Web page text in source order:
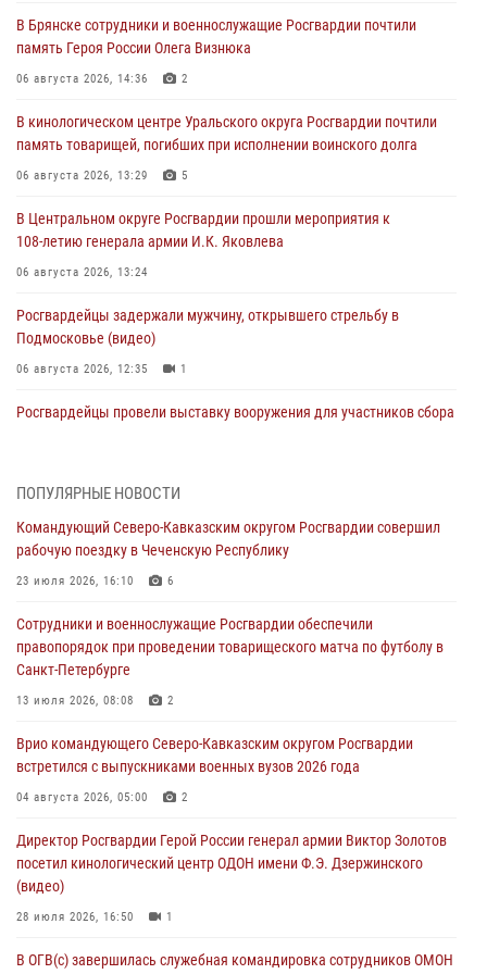
В Брянске сотрудники и военнослужащие Росгвардии почтили
память Героя России Олега Визнюка
06 августа 2026, 14:36 2
В кинологическом центре Уральского округа Росгвардии почтили
память товарищей, погибших при исполнении воинского долга
06 августа 2026, 13:29 5
В Центральном округе Росгвардии прошли мероприятия к
108‑летию генерала армии И.К. Яковлева
06 августа 2026, 13:24
Росгвардейцы задержали мужчину, открывшего стрельбу в
Подмосковье (видео)
06 августа 2026, 12:35 1
Росгвардейцы провели выставку вооружения для участников сбора
второй годовщине вторжения ВСУ на территорию области
06 августа 2026, 11:56
угрожавшего подростку травматическим пистолетом
06 августа 2026, 11:33
В Зауралье при содействии СОБР Росгвардии ликвидирована
06 августа 2026, 11:27
В Москве росгвардейцы задержали троих мужчин, устроивших
06 августа 2026, 11:20 1
ПОПУЛЯРНЫЕ НОВОСТИ
Командующий Северо-Кавказским округом Росгвардии совершил
рабочую поездку в Чеченскую Республику
23 июля 2026, 16:10 6
Сотрудники и военнослужащие Росгвардии обеспечили
правопорядок при проведении товарищеского матча по футболу в
Санкт-Петербурге
13 июля 2026, 08:08 2
Врио командующего Северо-Кавказским округом Росгвардии
встретился с выпускниками военных вузов 2026 года
04 августа 2026, 05:00 2
Директор Росгвардии Герой России генерал армии Виктор Золотов
посетил кинологический центр ОДОН имени Ф.Э. Дзержинского
(видео)
28 июля 2026, 16:50 1
В ОГВ(с) завершилась служебная командировка сотрудников ОМОН